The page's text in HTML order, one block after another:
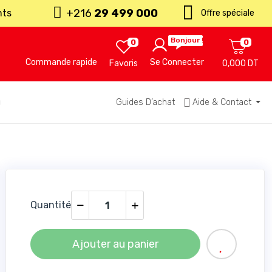
+216 29 499 000 Offre spéciale
Commande rapide Favoris
0 Bonjour !
Se Connecter 0,000 DT
0
Guides D’achat Aide & Contact
Quantité
Ajouter au panier